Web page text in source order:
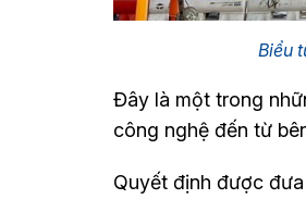
Biểu
Đây là một trong
công nghệ đến từ
Quyết định được